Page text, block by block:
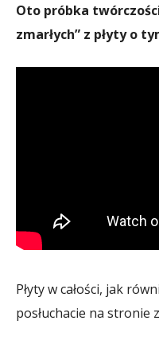
Oto próbka
zmarłych” z płyty o
Płyty w całości, jak
posłuchacie na stronie